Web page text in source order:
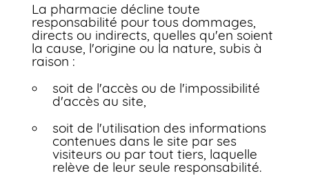
La pharmacie décline toute
responsabilité pour tous dommages,
directs ou indirects, quelles qu'en soient
la cause, l'origine ou la nature, subis à
raison :
soit de l'accès ou de l'impossibilité
d'accès au site,
soit de l'utilisation des informations
contenues dans le site par ses
visiteurs ou par tout tiers, laquelle
relève de leur seule responsabilité.